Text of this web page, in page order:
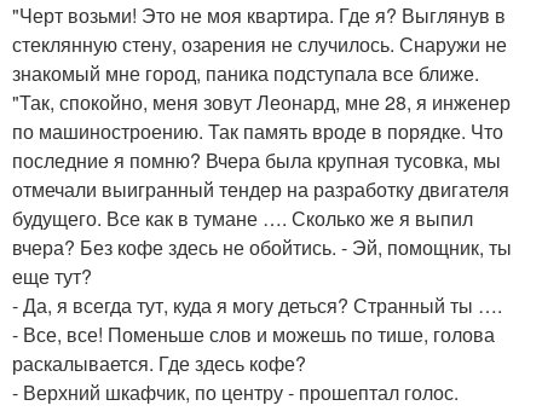
"Черт возьми! Это не моя квартира. Где я? Выглянув в
стеклянную стену, озарения не случилось. Снаружи не
знакомый мне город, паника подступала все ближе.
"Так, спокойно, меня зовут Леонард, мне 28, я инженер
по машиностроению. Так память вроде в порядке. Что
последние я помню? Вчера была крупная тусовка, мы
отмечали выигранный тендер на разработку двигателя
будущего. Все как в тумане …. Сколько же я выпил
вчера? Без кофе здесь не обойтись. - Эй, помощник, ты
еще тут?
- Да, я всегда тут, куда я могу деться? Странный ты ….
- Все, все! Поменьше слов и можешь по тише, голова
раскалывается. Где здесь кофе?
- Верхний шкафчик, по центру - прошептал голос.